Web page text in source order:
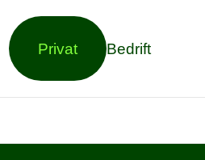
Privat Bedrift